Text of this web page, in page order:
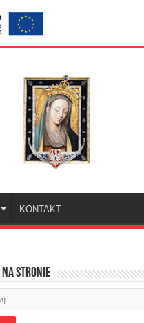
KONTAKT
na stronie